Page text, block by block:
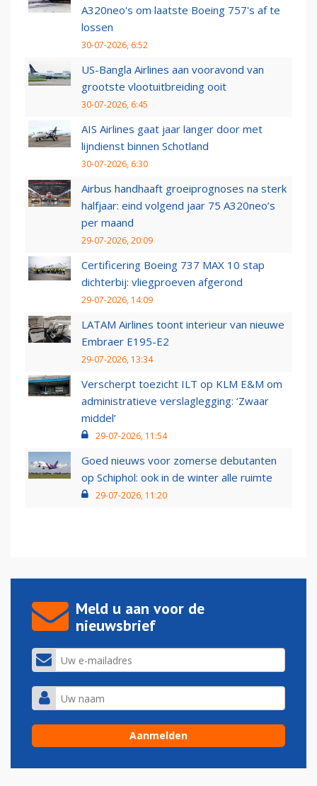
A320neo's om laatste Boeing 757's af te
lossen
30-07-2026, 6:52
US-Bangla Airlines aan vooravond van
grootste vlootuitbreiding ooit
30-07-2026, 6:45
AIS Airlines gaat jaar langer door met
lijndienst binnen Schotland
30-07-2026, 6:30
Airbus handhaaft groeiprognoses na sterk
halfjaar: eind volgend jaar 75 A320neo’s
per maand
29-07-2026, 20:09
Certificering Boeing 737 MAX 10 stap
dichterbij: vliegproeven afgerond
29-07-2026, 14:09
LATAM Airlines toont interieur van nieuwe
Embraer E195-E2
29-07-2026, 13:34
Verscherpt toezicht ILT op KLM E&M om
administratieve verslaglegging: ‘Zwaar
middel’
29-07-2026, 11:54
Goed nieuws voor zomerse debutanten
op Schiphol: ook in de winter alle ruimte
29-07-2026, 11:20
Meld u aan voor de
nieuwsbrief